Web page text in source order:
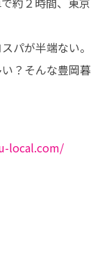
パが半端ない。
？そんな豊岡暮
local.com/